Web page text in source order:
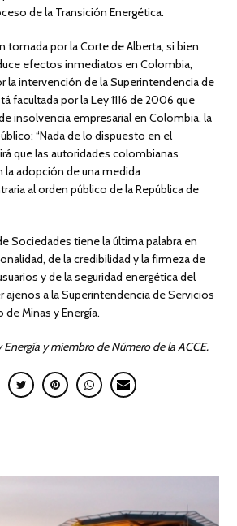
de la Transición Energética.
tomada por la Corte de Alberta, si bien
efectos inmediatos en Colombia,
la intervención de la Superintendencia de
facultada por la Ley 1116 de 2006 que
insolvencia empresarial en Colombia, la
“Nada de lo dispuesto en el
que las autoridades colombianas
adopción de una medida
al orden público de la República de
Sociedades tiene la última palabra en
de la credibilidad y la firmeza de
y de la seguridad energética del
ajenos a la Superintendencia de Servicios
Minas y Energía.
y miembro de Número de la ACCE.